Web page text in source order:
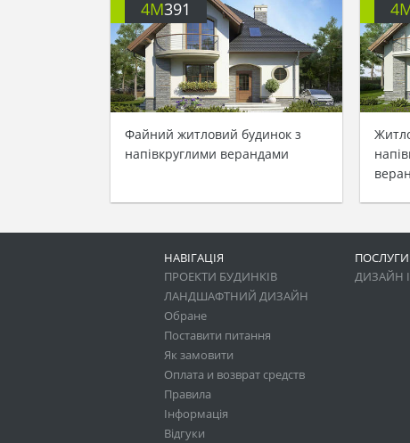
4M391
Файний житловий будинок з
напівкруглими верандами
НАВІГАЦІЯ
ПРОЕКТИ БУДИНКІВ
ЛАНДШАФТНИЙ ДИЗАЙН
Обране
Поставити питання
Як замовити
Оплата и возврат средств
Правила
Інформація
Відгуки
ПОСЛУГИ
ДИЗАЙН